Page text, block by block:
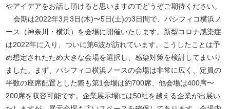
やアイデアをお話し頂けると思いますのでどうぞご期待ください。
会期は2022年3月3日(木)〜5日(土)の3日間で、パシフィコ横浜ノ
ース（神奈川・横浜）を会場に開催いたします。新型コロナ感染症
は2022年に入り、ついに第6波が訪れています。こうしたことは予
め想定されたため大きな会場を選択し、感染対策を検討してまいり
ました。まず、パシフィコ横浜ノースの会場は非常に広く、定員の
半数の座席配置とした際も第1会場は約700席、他会場は400席〜
200席を収容可能です。企業展示場には50社を越える企業が出展い